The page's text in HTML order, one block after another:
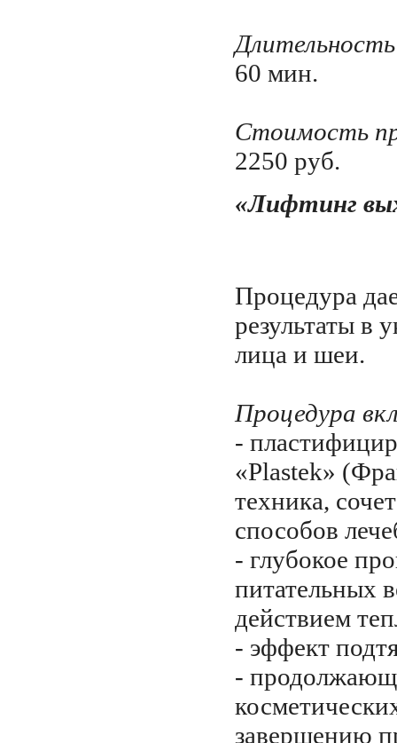
60 мин.
Стоимость
2250 руб.
«Лифтинг
Процедура
результаты в
лица и шеи.
Процедура
-
«Plastek»
техника,
способов
- глубокое
питательных
действием
- эффект
-
завершению